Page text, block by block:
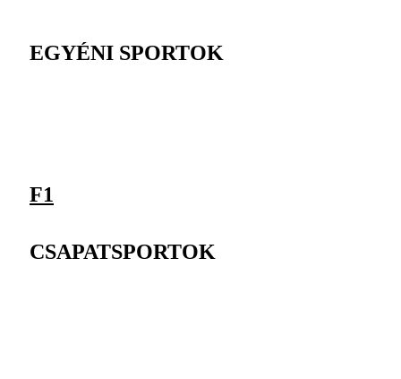
EGYÉNI SPORTOK
F1
CSAPATSPORTOK